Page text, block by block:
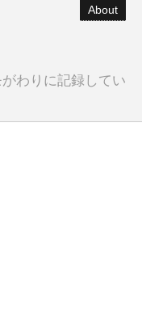
About
わりに記録してい